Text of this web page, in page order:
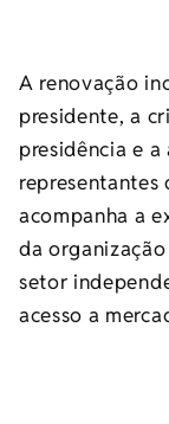
A renovação
presidente, a
presidência e
representantes
acompanha a
da
setor
acesso a